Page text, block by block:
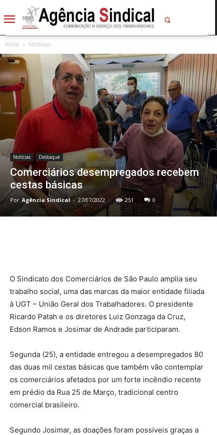
Início Notícias
Notícias Destaque
Comerciários desempregados recebem
cestas básicas
Por Agência Sindical - 27/07/2022 251 0
O Sindicato dos Comerciários de São Paulo amplia seu
trabalho social, uma das marcas da maior entidade filiada
à UGT – União Geral dos Trabalhadores. O presidente
Ricardo Patah e os diretores Luiz Gonzaga da Cruz,
Edson Ramos e Josimar de Andrade participaram.
Segunda (25), a entidade entregou a desempregados 80
das duas mil cestas básicas que também vão contemplar
os comerciários afetados por um forte incêndio recente
em prédio da Rua 25 de Março, tradicional centro
comercial brasileiro.
Segundo Josimar, as doações foram possíveis graças a